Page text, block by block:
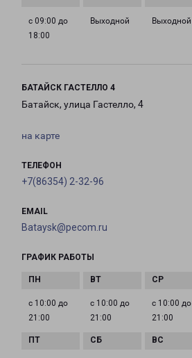
с 09:00 до
18:00
Выходной Выходной
БАТАЙСК ГАСТЕЛЛО 4
Батайск, улица Гастелло, 4
на карте
ТЕЛЕФОН
+7(86354) 2-32-96
EMAIL
Bataysk@pecom.ru
ГРАФИК РАБОТЫ
с 10:00 до
21:00
с 10:00 до
21:00
с 10:00 до
21:00